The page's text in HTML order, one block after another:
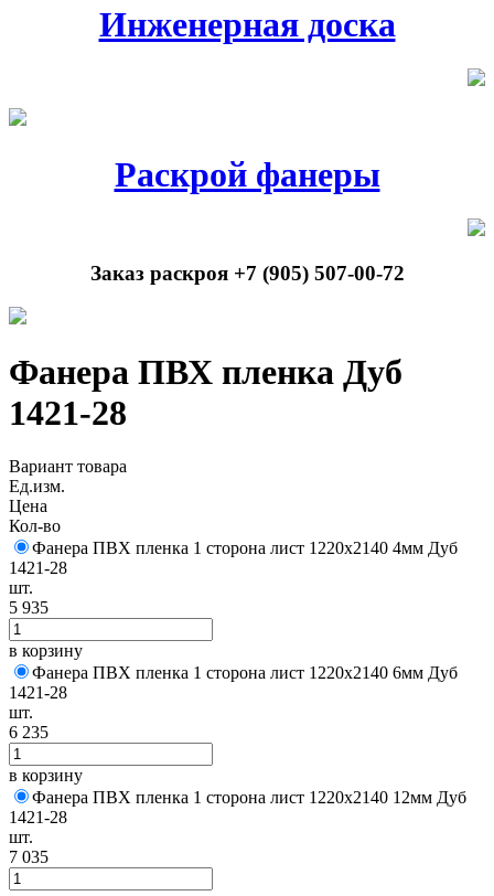
Инженерная доска
Раскрой фанеры
Заказ раскроя +7 (905) 507-00-72
Фанера ПВХ пленка Дуб
1421-28
Вариант товара
Ед.изм.
Цена
Кол-во
Фанера ПВХ пленка 1 сторона лист 1220х2140 4мм Дуб
1421-28
шт.
5 935
в корзину
Фанера ПВХ пленка 1 сторона лист 1220х2140 6мм Дуб
1421-28
шт.
6 235
в корзину
Фанера ПВХ пленка 1 сторона лист 1220х2140 12мм Дуб
1421-28
шт.
7 035